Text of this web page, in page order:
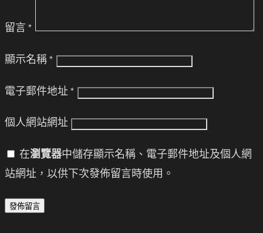
留言 *
顯示名稱 *
電子郵件地址 *
個人網站網址
在瀏覽器中儲存顯示名稱、電子郵件地址及個人網
站網址，以供下次發佈留言時使用。